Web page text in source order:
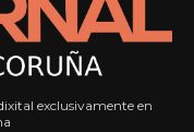
exclusivamente en